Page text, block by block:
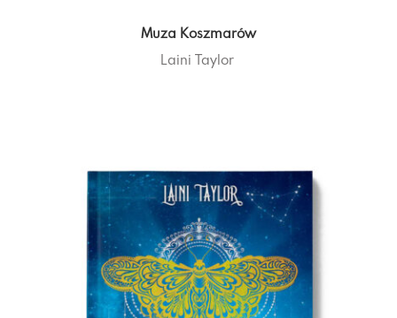
Muza Koszmarów
Laini Taylor